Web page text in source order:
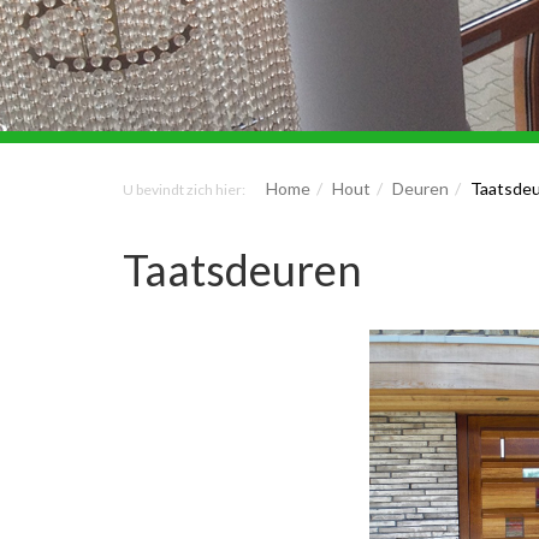
U bevindt zich hier: Home Hout Deuren
Taatsdeuren